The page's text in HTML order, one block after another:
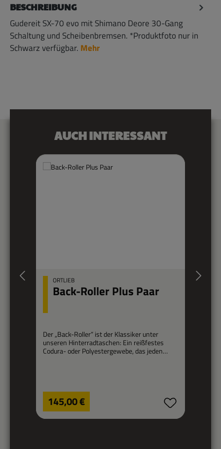
BESCHREIBUNG
Gudereit SX-70 evo mit Shimano Deore 30-Gang
Schaltung und Scheibenbremsen. *Produktfoto nur in
Schwarz verfügbar. Mehr
Produktgalerie überspringen
AUCH INTERESSANT
ORTLIEB
Back-Roller Plus Paar
Der „Back-Roller“ ist der Klassiker unter
unseren Hinterradtaschen: Ein reißfestes
Codura- oder Polyestergewebe, das jeden
Regentropfen abwehrt, und 40
sind die Taschen erheblich leichter als die
originalen Classic Taschen.
Regulärer Preis:
145,00 €